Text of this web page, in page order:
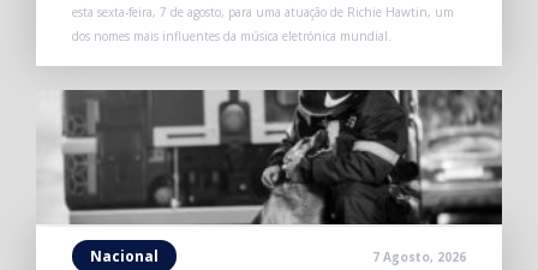
esta sexta-feira, 7 de agosto, para uma atuação de Richie Hawtin, um
dos nomes mais influentes da música eletrónica mundial.
Nacional 7 Agosto, 2026